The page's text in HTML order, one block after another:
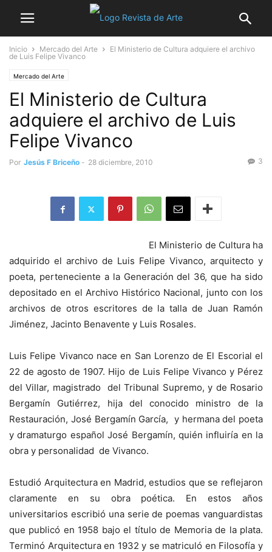
Inicio Mercado del Arte
El Ministerio de Cultura adquiere el archivo
de Luis Felipe Vivanco
Mercado del Arte
El Ministerio de Cultura
adquiere el archivo de Luis
Felipe Vivanco
Por Jesús F Briceño - 28 diciembre, 2010 3
El Ministerio de Cultura ha
adquirido el archivo de Luis Felipe Vivanco, arquitecto y
poeta, perteneciente a la Generación del 36, que ha sido
depositado en el Archivo Histórico Nacional, junto con los
archivos de otros escritores de la talla de Juan Ramón
Jiménez, Jacinto Benavente y Luis Rosales.
Luis Felipe Vivanco nace en San Lorenzo de El Escorial el
22 de agosto de 1907. Hijo de Luis Felipe Vivanco y Pérez
del Villar, magistrado del Tribunal Supremo, y de Rosario
Bergamín Gutiérrez, hija del conocido ministro de la
Restauración, José Bergamín García, y hermana del poeta
y dramaturgo español José Bergamín, quién influiría en la
obra y personalidad de Vivanco.
Estudió Arquitectura en Madrid, estudios que se reflejaron
claramente en su obra poética. En estos años
universitarios escribió una serie de poemas vanguardistas
que publicó en 1958 bajo el título de Memoria de la plata.
Terminó Arquitectura en 1932 y se matriculó en Filosofía y